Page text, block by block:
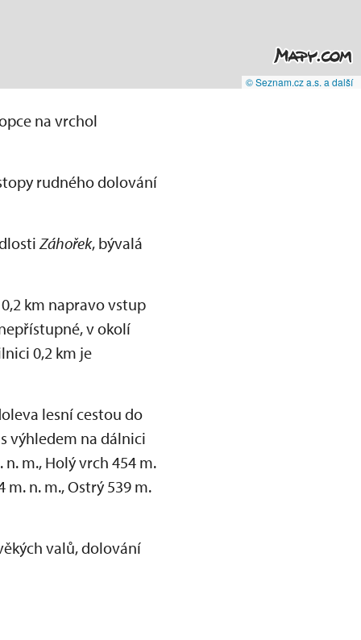
© Seznam.cz a.s. a další
na vrchol
rudného dolování
Záhořek, bývalá
km napravo vstup
v okolí
0,2 km je
lesní cestou do
výhledem na dálnici
m., Holý vrch 454 m.
m. n. m., Ostrý 539 m.
valů, dolování